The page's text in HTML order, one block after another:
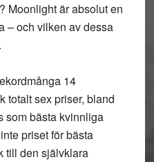
Moonlight är absolut en
– och vilken av dessa
14
totalt sex priser, bland
som bästa kvinnliga
priset för bästa
till den självklara